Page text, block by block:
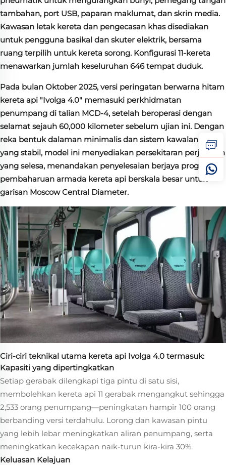
tambahan, port USB, paparan maklumat, dan skrin media.
Kawasan letak kereta dan pengecasan khas disediakan
untuk pengguna basikal dan skuter elektrik, bersama
ruang terpilih untuk kereta sorong. Konfigurasi 11-kereta
menawarkan jumlah keseluruhan 646 tempat duduk.
Pada bulan Oktober 2025, versi peringatan berwarna hitam
kereta api "Ivolga 4.0" memasuki perkhidmatan
penumpang di talian MCD-4, setelah beroperasi dengan
selamat sejauh 60,000 kilometer sebelum ujian ini. Dengan
reka bentuk dalaman minimalis dan sistem kawalan iklim
yang stabil, model ini menyediakan persekitaran perjalanan
yang selesa, menandakan penyelesaian berjaya program
pembaharuan armada kereta api berskala besar untuk
garisan Moscow Central Diameter.
Ciri-ciri teknikal utama kereta api Ivolga 4.0 termasuk:
Kapasiti yang dipertingkatkan
Setiap gerabak dilengkapi tiga pintu di satu sisi,
membolehkan kereta api 11 gerabak mengangkut sehingga
2,533 orang penumpang—peningkatan hampir 100 orang
berbanding versi terdahulu. Lorong dan kawasan pintu
yang lebih lebar meningkatkan aliran penumpang, serta
meningkatkan kecekapan naik-turun kira-kira 30%.
Keluasan Kelajuan